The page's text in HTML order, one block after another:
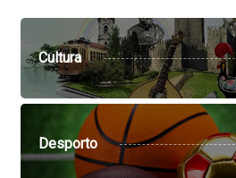
Cultura
Desporto